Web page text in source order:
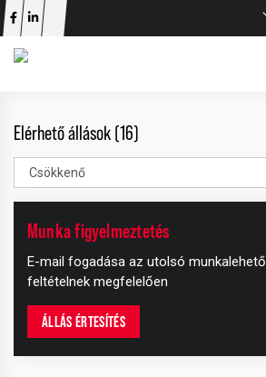
Elérhető állások (16)
Munka figyelmeztetés
E-mail fogadása az utolsó
feltételnek megfelelően
ÁLLÁS ÉRTESÍTÉS